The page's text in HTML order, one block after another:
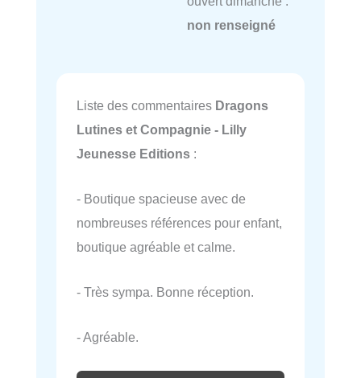
non renseigné
Liste des commentaires Dragons
Lutines et Compagnie - Lilly
Jeunesse Editions :
- Boutique spacieuse avec de
nombreuses références pour enfant,
boutique agréable et calme.
- Très sympa. Bonne réception.
- Agréable.